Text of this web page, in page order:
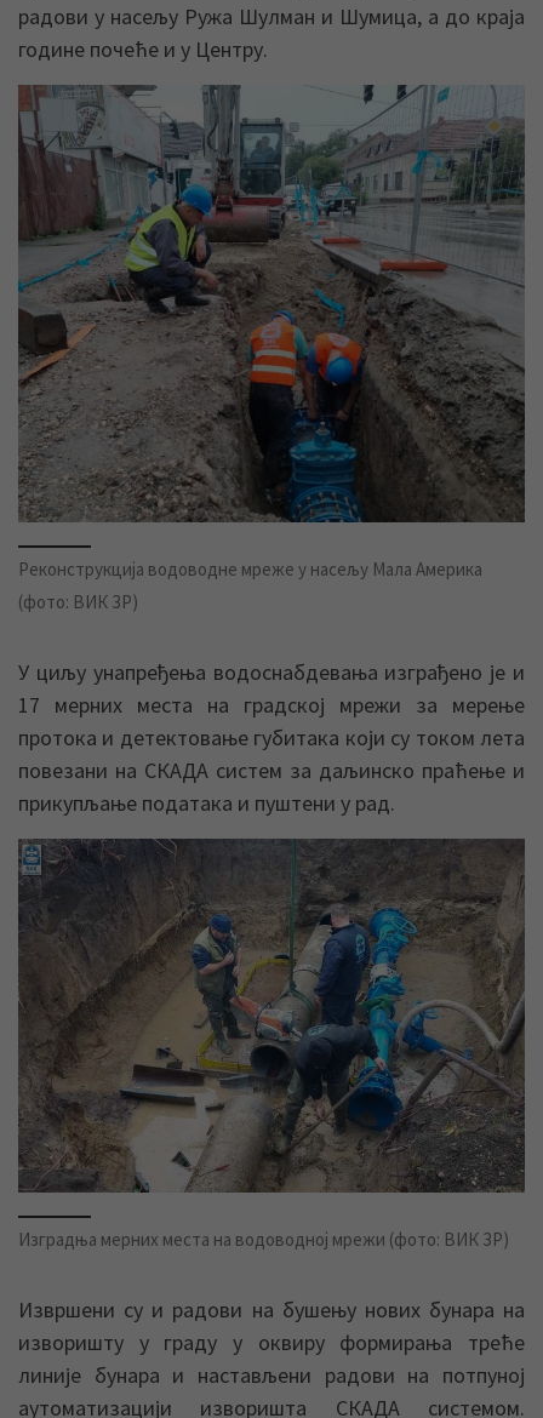
радови у насељу Ружа Шулман и Шумица, а до краја
године почеће и у Центру.
Реконструкција водоводне мреже у насељу Мала Америка
(фото: ВИК ЗР)
У циљу унапређења водоснабдевања изграђено је и
17 мерних места на градској мрежи за мерење
протока и детектовање губитака који су током лета
повезани на СКАДА систем за даљинско праћење и
прикупљање података и пуштени у рад.
Изградња мерних места на водоводној мрежи (фото: ВИК ЗР)
Извршени су и радови на бушењу нових бунара на
изворишту у граду у оквиру формирања треће
линије бунара и настављени радови на потпуној
аутоматизацији изворишта СКАДА системом.